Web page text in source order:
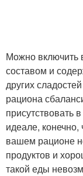
Можно включить
составом и
других
рациона
присутствовать
идеале,
вашем рационе
продуктов и
такой еды